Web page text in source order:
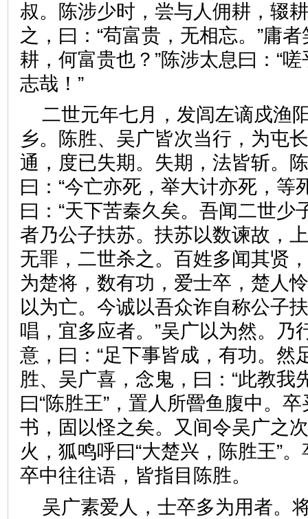
叔。陈涉少时，尝与人佣耕，辍
之，曰：“苟富贵，无相忘。”庸
耕，何富贵也？”陈涉太息曰：“
志哉！”
二世元年七月，发闾左谪戍渔
乡。陈胜、吴广皆次当行，为屯
通，度已失期。失期，法皆斩。
曰：“今亡亦死，举大计亦死，等
曰：“天下苦秦久矣。吾闻二世少
者乃公子扶苏。扶苏以数谏故，
无罪，二世杀之。百姓多闻其贤
为楚将，数有功，爱士卒，楚人
以为亡。今诚以吾众诈自称公子
唱，宜多应者。”吴广以为然。乃
意，曰：“足下事皆成，有功。然
胜、吴广喜，念鬼，曰：“此教我
曰“陈胜王”，置人所罾鱼腹中。
书，固以怪之矣。又间令吴广之
火，狐鸣呼曰“大楚兴，陈胜王”
卒中往往语，皆指目陈胜。
吴广素爱人，士卒多为用者。